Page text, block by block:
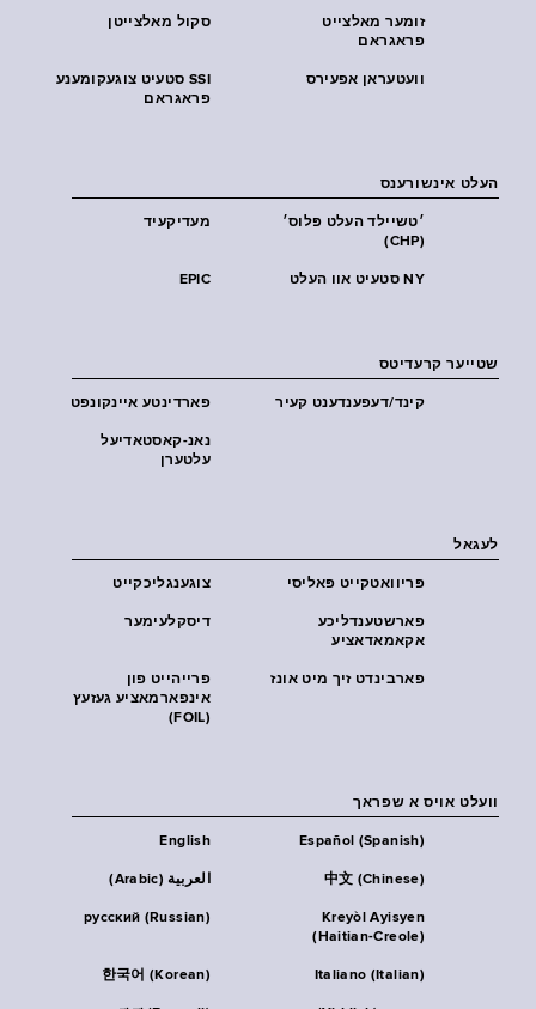
סקול מאלצייטן
זומער מאלצייט
פראגראם
SSI סטעיט צוגעקומענע
פראגראם
וועטעראן אפעירס
העלט אינשורענס
מעדיקעיד
׳טשיילד העלט פּלוס׳
(CHP)
EPIC NY סטעיט אוו העלט
שטייער קרעדיטס
פארדינטע איינקונפט קינד/דעפענדענט קעיר
נאנ-קאסטאדיעל
עלטערן
לעגאל
צוגענגליכקייט פּריוואטקייט פּאליסי
דיסקלעימער
פארשטענדליכע
אקאמאדאציע
פרייהייט פון
אינפארמאציע געזעץ
(FOIL)
פארבינדט זיך מיט אונז
וועלט אויס א שפראך
English Español (Spanish)
العربية (Arabic) 中文 (Chinese)
русский (Russian)
Kreyòl Ayisyen
(Haitian-Creole)
한국어 (Korean) Italiano (Italian)